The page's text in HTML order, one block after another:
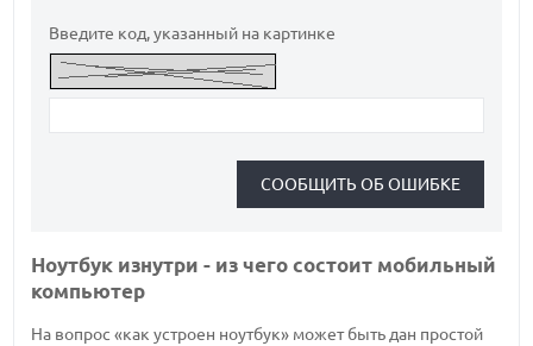
Введите код, указанный на картинке
Ноутбук изнутри - из чего состоит мобильный
компьютер
На вопрос «как устроен ноутбук» может быть дан простой